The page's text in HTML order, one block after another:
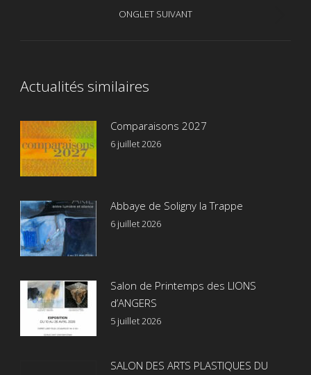
précédent
ONGLET SUIVANT
Actualités similaires
Comparaisons 2027
6 juillet 2026
Abbaye de Soligny la Trappe
6 juillet 2026
Salon de Printemps des LIONS
d’ANGERS
5 juillet 2026
SALON DES ARTS PLASTIQUES DU